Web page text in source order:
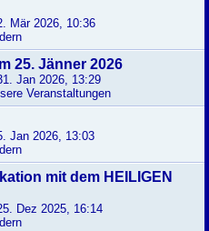
Mär 2026, 10:36
25. Jänner 2026
Jan 2026, 13:29
Veranstaltungen
Jan 2026, 13:03
mit dem HEILIGEN
Dez 2025, 16:14